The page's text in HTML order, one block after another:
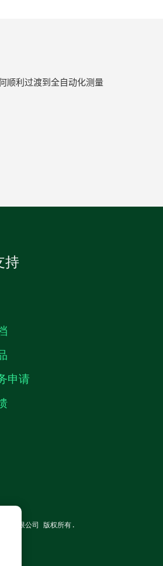
顺利过渡到全自动化测量
持
申请
器有限公司 版权所有.